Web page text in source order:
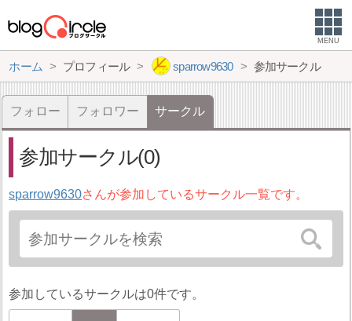
MENU
ホーム プロフィール sparrow9630 参加サークル
フォロー フォロワー サークル
参加サークル(0)
sparrow9630さんが参加しているサークル一覧です。
参加しているサークルは0件です。